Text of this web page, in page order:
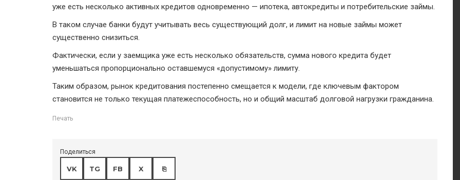
уже есть несколько активных кредитов одновременно — ипотека, автокредиты и потребительские займы.
В таком случае банки будут учитывать весь существующий долг, и лимит на новые займы может
существенно снизиться.
Фактически, если у заемщика уже есть несколько обязательств, сумма нового кредита будет
уменьшаться пропорционально оставшемуся «допустимому» лимиту.
Таким образом, рынок кредитования постепенно смещается к модели, где ключевым фактором
становится не только текущая платежеспособность, но и общий масштаб долговой нагрузки гражданина.
Печать
Поделиться
VK TG FB X ⎘